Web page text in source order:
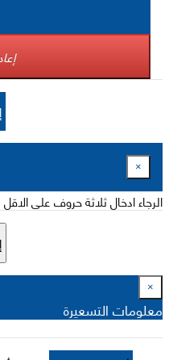
×
الرجاء ادخال ثلاثة حروف على الاقل
×
معلومات التسعيرة